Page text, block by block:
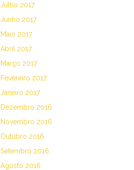
Julho 2017
Junho 2017
Maio 2017
Abril 2017
Março 2017
Fevereiro 2017
Janeiro 2017
Dezembro 2016
Novembro 2016
Outubro 2016
Setembro 2016
Agosto 2016